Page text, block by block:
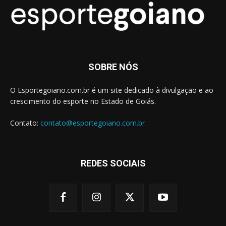
SOBRE NÓS
O Esportegoiano.com.br é um site dedicado à divulgação e ao
crescimento do esporte no Estado de Goiás.
Contato: contato@esportegoiano.com.br
REDES SOCIAIS